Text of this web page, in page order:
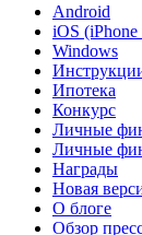
Android
iOS (iPhone
Windows
Ипотека
Конкурс
Личные
Личные
Награды
Новая
О блоге
Обзор